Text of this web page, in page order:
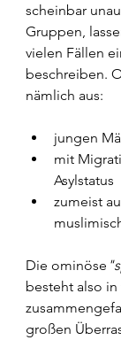
scheinbar
Gruppen,
vielen Fällen
beschreiben.
nämlich aus:
jungen
mit
Asylstatus
zumeist
Die ominöse
besteht also in
großen